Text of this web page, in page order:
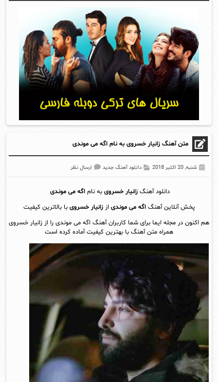
متن آهنگ زانیار خسروی به نام اگه می موندی
شنبه, 20 اکتبر 2018 دانلود آهنگ جدید ارسال نظر
دانلود آهنگ زانیار خسروی به نام اگه می موندی
پخش آنلاين آهنگاگه می موندی اززانیار خسروی با بالاترین کیفیت
هم اکنون در مجله ایما برای شما کاربران آهنگ اگه می موندی را از زانیار خسروی
همراه متن آهنگ با بهترین کیفیت آماده کرده است